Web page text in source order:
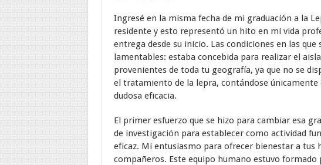
Ingresé en la misma fecha de mi graduación a la
residente y esto representó un hito en mi vida
entrega desde su inicio. Las condiciones en las
lamentables: estaba concebida para realizar el
provenientes de toda tu geografía, ya que no se
el tratamiento de la lepra, contándose únicamente
dudosa eficacia.
El primer esfuerzo que se hizo para cambiar esa
de investigación para establecer como actividad
eficaz. Mi entusiasmo para ofrecer bienestar a
compañeros. Este equipo humano estuvo